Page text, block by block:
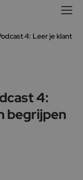
4: Leer je klant
4:
begrijpen